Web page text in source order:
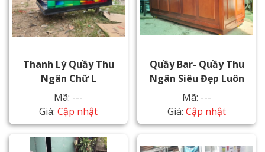
Thanh Lý Quầy Thu
Ngân Chữ L
Mã: ---
Giá: Cập nhật
Quầy Bar- Quầy Thu
Ngân Siêu Đẹp Luôn
Mã: ---
Giá: Cập nhật